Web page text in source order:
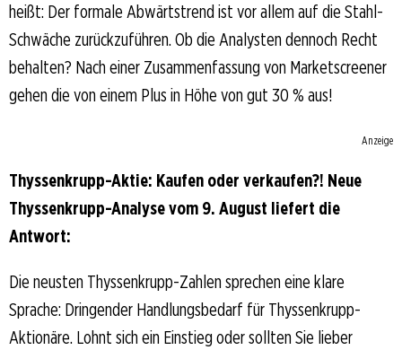
heißt: Der formale Abwärtstrend ist vor allem auf die Stahl-
Schwäche zurückzuführen. Ob die Analysten dennoch Recht
behalten? Nach einer Zusammenfassung von Marketscreener
gehen die von einem Plus in Höhe von gut 30 % aus!
Anzeige
Thyssenkrupp-Aktie: Kaufen oder verkaufen?! Neue
Thyssenkrupp-Analyse vom 9. August liefert die
Antwort:
Die neusten Thyssenkrupp-Zahlen sprechen eine klare
Sprache: Dringender Handlungsbedarf für Thyssenkrupp-
Aktionäre. Lohnt sich ein Einstieg oder sollten Sie lieber